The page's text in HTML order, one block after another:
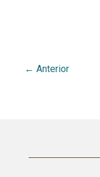
← Anterior